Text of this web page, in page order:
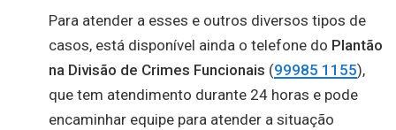
Para atender a esses e outros diversos tipos de
casos, está disponível ainda o telefone do Plantão
na Divisão de Crimes Funcionais (99985 1155),
que tem atendimento durante 24 horas e pode
encaminhar equipe para atender a situação